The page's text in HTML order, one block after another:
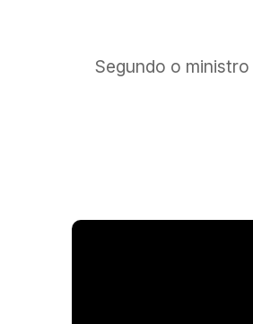
Segundo o